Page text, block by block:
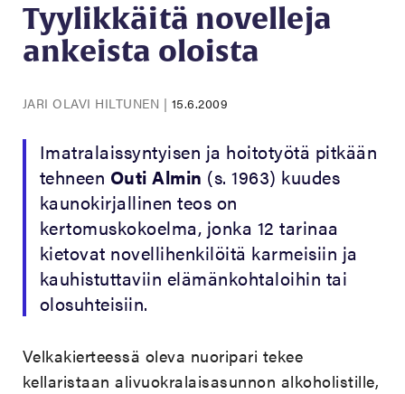
Tyylikkäitä novelleja
ankeista oloista
JARI OLAVI HILTUNEN | 15.6.2009
Imatralaissyntyisen ja hoitotyötä pitkään
tehneen Outi Almin (s. 1963) kuudes
kaunokirjallinen teos on
kertomuskokoelma, jonka 12 tarinaa
kietovat novellihenkilöitä karmeisiin ja
kauhistuttaviin elämänkohtaloihin tai
olosuhteisiin.
Velkakierteessä oleva nuoripari tekee
kellaristaan alivuokralaisasunnon alkoholistille,